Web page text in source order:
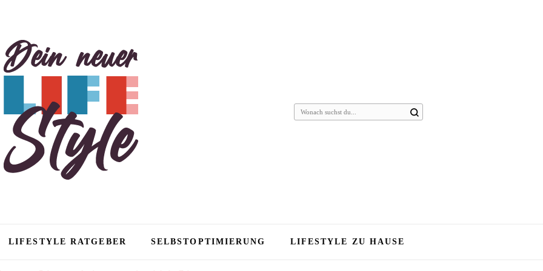
Suchst
LIFESTYLE RATGEBER SELBSTOPTIMIERUNG LIFESTYLE ZU HAUSE